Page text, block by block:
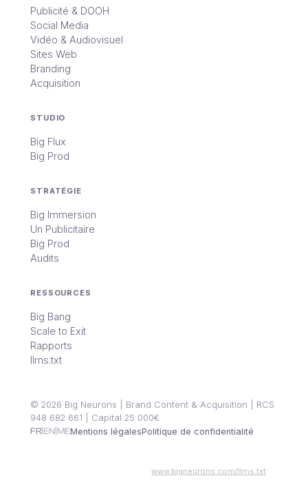
Publicité & DOOH
Social Media
Vidéo & Audiovisuel
Sites Web
Branding
Acquisition
STUDIO
Big Flux
Big Prod
STRATÉGIE
Big Immersion
Un Publicitaire
Big Prod
Audits
RESSOURCES
Big Bang
Scale to Exit
Rapports
llms.txt
© 2026 Big Neurons | Brand Content & Acquisition | RCS
948 682 661 | Capital 25 000€
FR EN MEMentions légalesPolitique de confidentialité
www.bigneurons.com/llms.txt